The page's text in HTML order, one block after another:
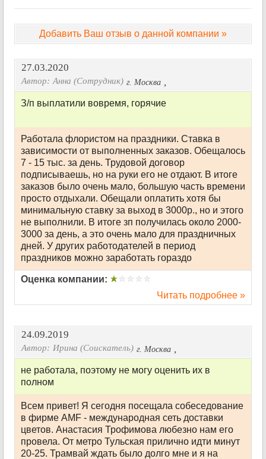
Добавить Ваш отзыв о данной компании »
27.03.2020
Автор: Анна (Сотрудник) ,
г. Москва
З/п выплатили вовремя, горячие
Работала флористом на праздники. Ставка в
зависимости от выполненных заказов. Обещалось
7 - 15 тыс. за день. Трудовой договор
подписываешь, но на руки его не отдают. В итоге
заказов было очень мало, большую часть времени
просто отдыхали. Обещали оплатить хотя бы
минимальную ставку за выход в 3000р., но и этого
не выполнили. В итоге зп получилась около 2000-
3000 за день, а это очень мало для праздничных
дней. У других работодателей в период
праздников можно заработать гораздо
Оценка компании:
Читать подробнее »
24.09.2019
Автор: Ирина (Соискатель) ,
г. Москва
не работала, поэтому не могу оценить их в
полном
Всем привет! Я сегодня посещала собеседование
в фирме AMF - международная сеть доставки
цветов. Анастасия Трофимова любезно нам его
провела. От метро Тульская прилично идти минут
20-25. Трамвай ждать было долго мне и я на